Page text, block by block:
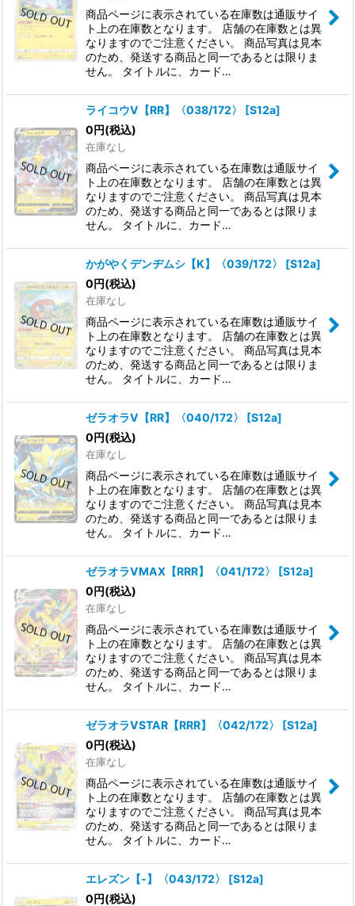
商品ページに表示されている在庫数は通販サイ
ト上の在庫数となります。 店舗の在庫数とは異
なりますのでご注意ください。 商品写真は見本
のため、発送する商品と同一であるとは限りま
せん。 タイトルに、カード…
ライコウV【RR】〈038/172〉 [S12a]
0円(税込)
在庫なし
商品ページに表示されている在庫数は通販サイ
ト上の在庫数となります。 店舗の在庫数とは異
なりますのでご注意ください。 商品写真は見本
のため、発送する商品と同一であるとは限りま
せん。 タイトルに、カード…
かがやくデンヂムシ【K】〈039/172〉 [S12a]
0円(税込)
在庫なし
商品ページに表示されている在庫数は通販サイ
ト上の在庫数となります。 店舗の在庫数とは異
なりますのでご注意ください。 商品写真は見本
のため、発送する商品と同一であるとは限りま
せん。 タイトルに、カード…
ゼラオラV【RR】〈040/172〉 [S12a]
0円(税込)
在庫なし
商品ページに表示されている在庫数は通販サイ
ト上の在庫数となります。 店舗の在庫数とは異
なりますのでご注意ください。 商品写真は見本
のため、発送する商品と同一であるとは限りま
せん。 タイトルに、カード…
ゼラオラVMAX【RRR】〈041/172〉 [S12a]
0円(税込)
在庫なし
商品ページに表示されている在庫数は通販サイ
ト上の在庫数となります。 店舗の在庫数とは異
なりますのでご注意ください。 商品写真は見本
のため、発送する商品と同一であるとは限りま
せん。 タイトルに、カード…
ゼラオラVSTAR【RRR】〈042/172〉 [S12a]
0円(税込)
在庫なし
商品ページに表示されている在庫数は通販サイ
ト上の在庫数となります。 店舗の在庫数とは異
なりますのでご注意ください。 商品写真は見本
のため、発送する商品と同一であるとは限りま
せん。 タイトルに、カード…
エレズン【-】〈043/172〉 [S12a]
0円(税込)